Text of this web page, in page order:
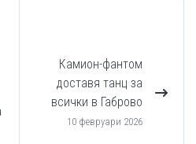
Камион-фантом
доставя танц за
всички в Габрово
10 февруари 2026